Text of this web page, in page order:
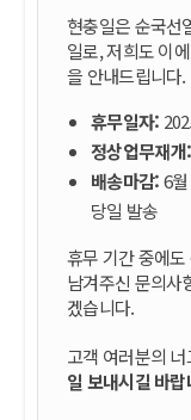
현충일은 순국선
일로, 저희도 이
을 안내드립니다.
휴무일자:
정상업무재개:
배송마감:6
당일 발송
휴무 기간 중에도
남겨주신 문의사
겠습니다.
고객 여러분의
일 보내시길 바